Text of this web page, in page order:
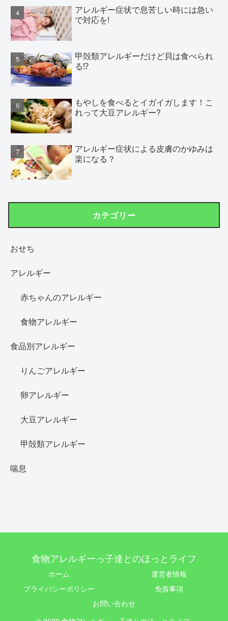
アレルギー症状で息苦しい時には急い
で対応を!
甲殻類アレルギーだけど貝は食べられ
る⁉
もやしを食べるとイガイガします！こ
れって大豆アレルギー?
アレルギー症状による皮膚のかゆみは
楽になる？
カテゴリー
おせち
アレルギー
赤ちゃんのアレルギー
食物アレルギー
食品別アレルギー
りんごアレルギー
卵アレルギー
大豆アレルギー
甲殻類アレルギー
喘息
食物アレルギーっ子達とのほっとライフ
ホーム
運営者情報
プライバシーポリシー
免責事項
お問い合わせ